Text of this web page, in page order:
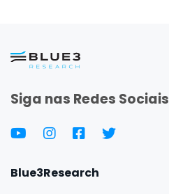
Siga nas Redes Sociais
Blue3Research